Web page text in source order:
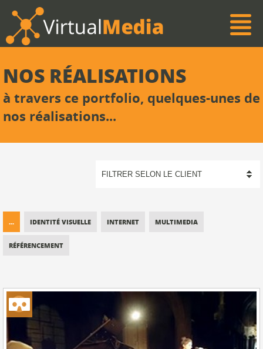
NOS RÉALISATIONS
à travers ce portfolio, quelques-unes de
nos réalisations...
... IDENTITÉ VISUELLE INTERNET MULTIMEDIA
RÉFÉRENCEMENT